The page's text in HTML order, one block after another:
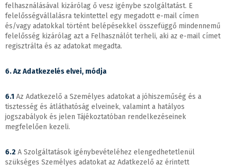
felhasználásával kizárólag ő vesz igénybe szolgáltatást. E
felelősségvállalásra tekintettel egy megadott e-mail címen
és/vagy adatokkal történt belépésekkel összefüggő mindennemű
felelősség kizárólag azt a Felhasználót terheli, aki az e-mail címet
regisztrálta és az adatokat megadta.
6. Az Adatkezelés elvei, módja
6.1 Az Adatkezelő a Személyes adatokat a jóhiszeműség és a
tisztesség és átláthatóság elveinek, valamint a hatályos
jogszabályok és jelen Tájékoztatóban rendelkezéseinek
megfelelően kezeli.
6.2 A Szolgáltatások igénybevételéhez elengedhetetlenül
szükséges Személyes adatokat az Adatkezelő az érintett